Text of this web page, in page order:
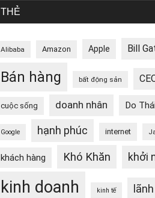
THẺ
Alibaba Amazon Apple Bill
Bán hàng bất động sản
cuộc sống doanh nhân Do Thái
Google hạnh phúc internet
khách hàng Khó Khăn khởi
kinh doanh kinh tế